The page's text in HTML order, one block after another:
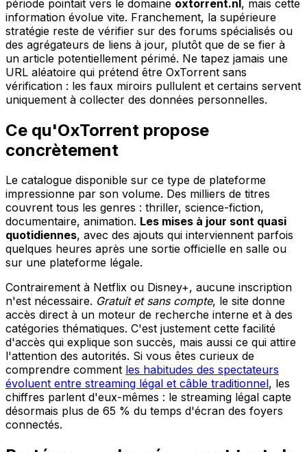
période pointait vers le domaine oxtorrent.nl, mais cette
information évolue vite. Franchement, la supérieure
stratégie reste de vérifier sur des forums spécialisés ou
des agrégateurs de liens à jour, plutôt que de se fier à
un article potentiellement périmé. Ne tapez jamais une
URL aléatoire qui prétend être OxTorrent sans
vérification : les faux miroirs pullulent et certains servent
uniquement à collecter des données personnelles.
Ce qu'OxTorrent propose
concrètement
Le catalogue disponible sur ce type de plateforme
impressionne par son volume. Des milliers de titres
couvrent tous les genres : thriller, science-fiction,
documentaire, animation. Les mises à jour sont quasi
quotidiennes, avec des ajouts qui interviennent parfois
quelques heures après une sortie officielle en salle ou
sur une plateforme légale.
Contrairement à Netflix ou Disney+, aucune inscription
n'est nécessaire. Gratuit et sans compte, le site donne
accès direct à un moteur de recherche interne et à des
catégories thématiques. C'est justement cette facilité
d'accès qui explique son succès, mais aussi ce qui attire
l'attention des autorités. Si vous êtes curieux de
comprendre comment les habitudes des spectateurs
évoluent entre streaming légal et câble traditionnel, les
chiffres parlent d'eux-mêmes : le streaming légal capte
désormais plus de 65 % du temps d'écran des foyers
connectés.